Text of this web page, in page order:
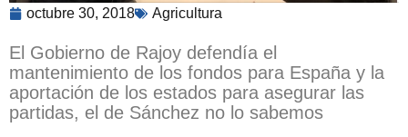
octubre 30, 2018 Agricultura
El Gobierno de Rajoy defendía el
mantenimiento de los fondos para España y la
aportación de los estados para asegurar las
partidas, el de Sánchez no lo sabemos